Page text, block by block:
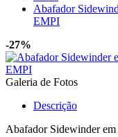
Abafador
EMPI
-27%
Galeria de Fotos
Descrição
Abafador Sidewinder